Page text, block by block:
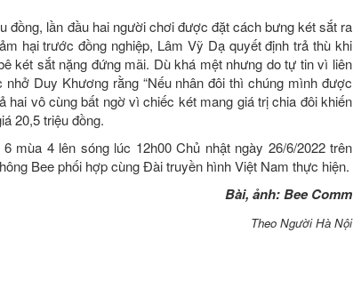
đồng, lần đầu hai người chơi được đặt cách bưng két sắt ra
hại trước đồng nghiệp, Lâm Vỹ Dạ quyết định trả thù khi
két sắt nặng đứng mãi. Dù khá mệt nhưng do tự tin vì liên
Duy Khương rằng “Nếu nhân đôi thì chúng mình được
hai vô cùng bất ngờ vì chiếc két mang giá trị chia đôi khiến
20,5 triệu đồng.
mùa 4 lên sóng lúc 12h00 Chủ nhật ngày 26/6/2022 trên
Bee phối hợp cùng Đài truyền hình Việt Nam thực hiện.
Bài, ảnh: Bee Comm
Theo Người Hà Nội